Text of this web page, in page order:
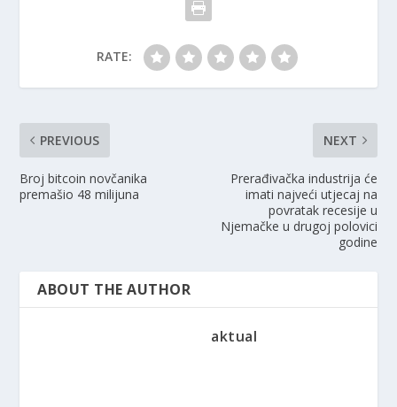
RATE:
PREVIOUS
Broj bitcoin novčanika
premašio 48 milijuna
NEXT
Prerađivačka industrija će
imati najveći utjecaj na
povratak recesije u
Njemačke u drugoj polovici
godine
ABOUT THE AUTHOR
aktual